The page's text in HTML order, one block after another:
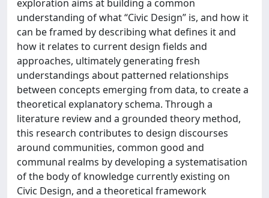
exploration aims at building a common
understanding of what “Civic Design” is, and how it
can be framed by describing what defines it and
how it relates to current design fields and
approaches, ultimately generating fresh
understandings about patterned relationships
between concepts emerging from data, to create a
theoretical explanatory schema. Through a
literature review and a grounded theory method,
this research contributes to design discourses
around communities, common good and
communal realms by developing a systematisation
of the body of knowledge currently existing on
Civic Design, and a theoretical framework